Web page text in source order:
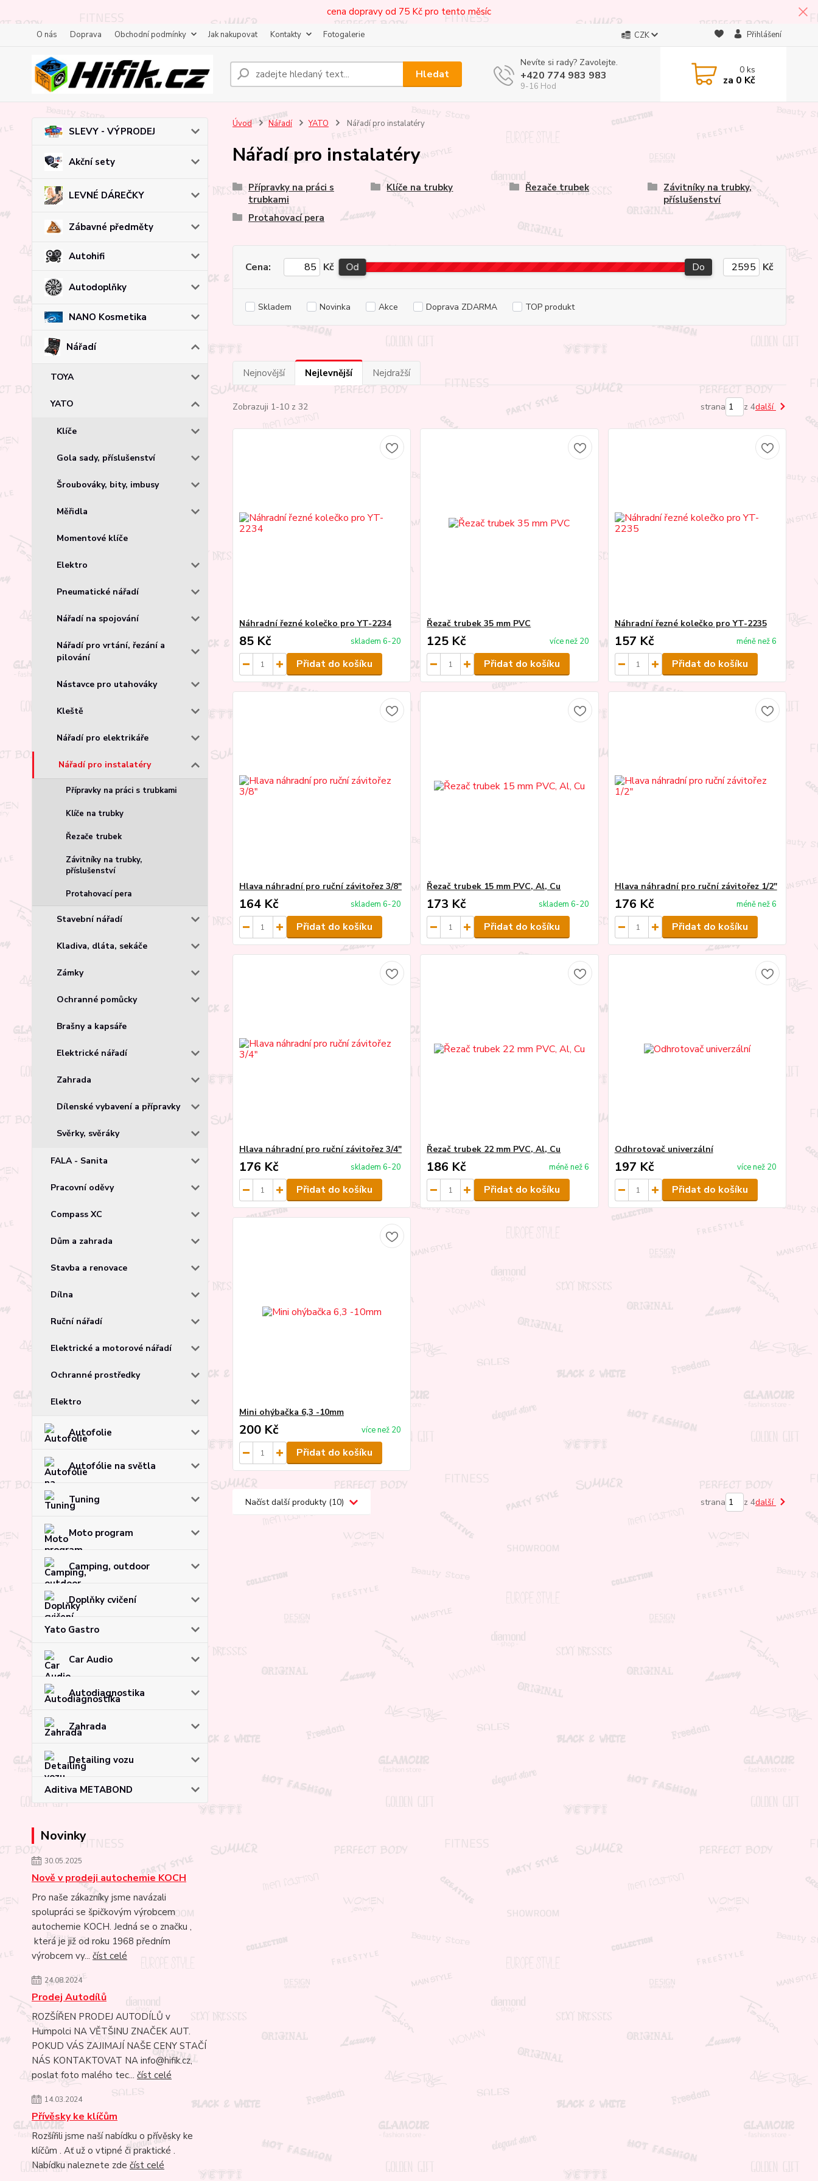
cena dopravy od 75 Kč pro tento měsíc
O nás Doprava Obchodní podmínky Jak nakupovat Kontakty Fotogalerie CZK Přihlášení
Hledat
Nevíte si rady? Zavolejte.
+420 774 983 983
9-16 Hod
0ks
za 0 Kč
SLEVY - VÝPRODEJ
Akční sety
LEVNÉ DÁREČKY
Zábavné předměty
Autohifi
Autodoplňky
NANO Kosmetika
Nářadí
TOYA
YATO
Klíče
Gola sady, příslušenství
Šroubováky, bity, imbusy
Měřidla
Momentové klíče
Elektro
Pneumatické nářadí
Nářadí na spojování
Nářadí pro vrtání, řezání a
pilování
Nástavce pro utahováky
Kleště
Nářadí pro elektrikáře
Nářadí pro instalatéry
Přípravky na práci s trubkami
Klíče na trubky
Řezače trubek
Závitníky na trubky,
příslušenství
Protahovací pera
Stavební nářadí
Kladiva, dláta, sekáče
Zámky
Ochranné pomůcky
Brašny a kapsáře
Elektrické nářadí
Zahrada
Dílenské vybavení a přípravky
Svěrky, svěráky
FALA - Sanita
Pracovní oděvy
Compass XC
Dům a zahrada
Stavba a renovace
Dílna
Ruční nářadí
Elektrické a motorové nářadí
Ochranné prostředky
Elektro
Autofolie
Autofólie na světla
Tuning
Moto program
Camping, outdoor
Doplňky cvičení
Yato Gastro
Car Audio
Autodiagnostika
Zahrada
Detailing vozu
Aditiva METABOND
Novinky
30.05.2025
Nově v prodeji autochemie KOCH
Pro naše zákazníky jsme navázali
spolupráci se špičkovým výrobcem
autochemie KOCH. Jedná se o značku ,
která je již od roku 1968 předním
výrobcem vy... číst celé
24.08.2024
Prodej Autodílů
ROZŠÍŘEN PRODEJ AUTODÍLŮ v
Humpolci NA VĚTŠINU ZNAČEK AUT.
POKUD VÁS ZAJIMAJÍ NAŠE CENY STAČÍ
NÁS KONTAKTOVAT NA info@hifik.cz,
poslat foto malého tec... číst celé
14.03.2024
Přívěsky ke klíčům
Rozšířili jsme naší nabídku o přívěsky ke
klíčům . Ať už o vtipné či praktické .
Nabídku naleznete zde číst celé
Úvod Nářadí YATO Nářadí pro instalatéry
Nářadí pro instalatéry
Přípravky na práci s
trubkami
Klíče na trubky Řezače trubek
Závitníky na trubky,
příslušenství
Protahovací pera
Cena: Kč Od Do Kč
Skladem Novinka Akce Doprava ZDARMA TOP produkt
Nejnovější Nejlevnější Nejdražší
Zobrazuji 1-10 z 32 strana z 4další
Náhradní řezné kolečko pro YT-2234
85 Kč skladem 6-20
Přidat do košíku
Řezač trubek 35 mm PVC
125 Kč více než 20
Přidat do košíku
Náhradní řezné kolečko pro YT-2235
157 Kč méně než 6
Přidat do košíku
Hlava náhradní pro ruční závitořez 3/8"
164 Kč skladem 6-20
Přidat do košíku
Řezač trubek 15 mm PVC, Al, Cu
173 Kč skladem 6-20
Přidat do košíku
Hlava náhradní pro ruční závitořez 1/2"
176 Kč méně než 6
Přidat do košíku
Hlava náhradní pro ruční závitořez 3/4"
176 Kč skladem 6-20
Přidat do košíku
Řezač trubek 22 mm PVC, Al, Cu
186 Kč méně než 6
Přidat do košíku
Odhrotovač univerzální
197 Kč více než 20
Přidat do košíku
Mini ohýbačka 6,3 -10mm
200 Kč více než 20
Přidat do košíku
Načíst další produkty (10) strana z 4další